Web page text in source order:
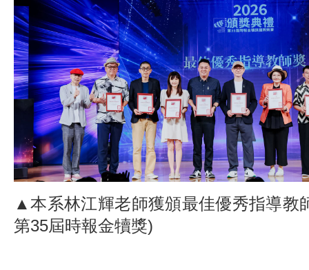
▲本系林江輝老師獲頒最佳優秀指導教
第35屆時報金犢獎)